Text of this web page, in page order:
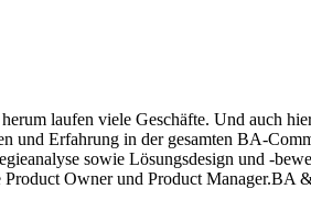
laufen viele Geschäfte. Und auch
und Erfahrung in der gesamten BA-
sowie Lösungsdesign und -
Owner und Product Manager.BA